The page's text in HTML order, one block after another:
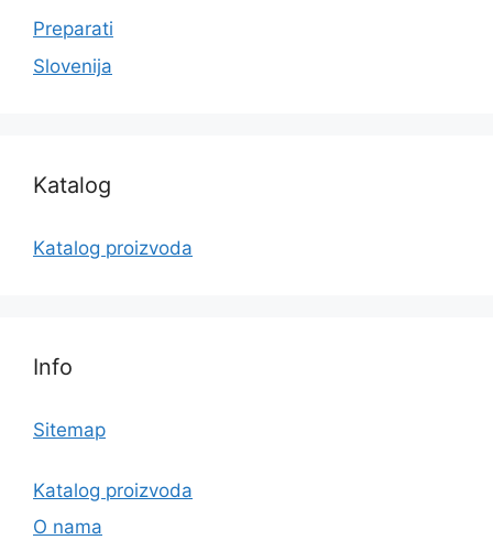
Preparati
Slovenija
Katalog
Katalog proizvoda
Info
Sitemap
Katalog proizvoda
O nama